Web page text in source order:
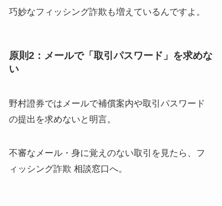
巧妙なフィッシング詐欺も増えているんですよ。
原則2：メールで「取引パスワード」を求めな
い
野村證券ではメールで補償案内や取引パスワード
の提出を求めないと明言。
不審なメール・身に覚えのない取引を見たら、フ
ィッシング詐欺 相談窓口へ。